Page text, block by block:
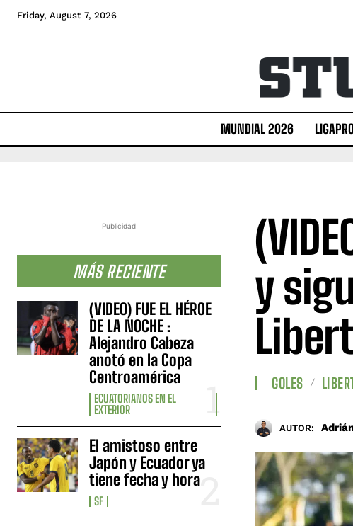
Friday, August 7, 2026
MUNDIAL 2026
Publicidad
MÁS RECIENTE
(VIDEO) FUE EL HÉROE
DE LA NOCHE :
Alejandro Cabeza
anotó en la Copa
Centroamérica
ECUATORIANOS EN EL
EXTERIOR
El amistoso entre
Japón y Ecuador ya
tiene fecha y hora
SF
y
GOLES
AUTOR: